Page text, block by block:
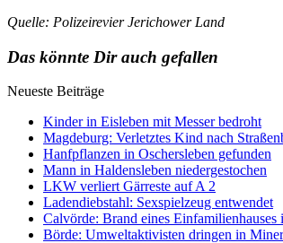
Quelle: Polizeirevier Jerichower Land
Das könnte Dir auch gefallen
Neueste Beiträge
Kinder in Eisleben mit Messer bedroht
Magdeburg: Verletztes Kind nach
Hanfpflanzen in Oschersleben gefunden
Mann in Haldensleben niedergestochen
LKW verliert Gärreste auf A 2
Ladendiebstahl: Sexspielzeug entwendet
Calvörde: Brand eines Einfamilienhauses
Börde: Umweltaktivisten dringen in